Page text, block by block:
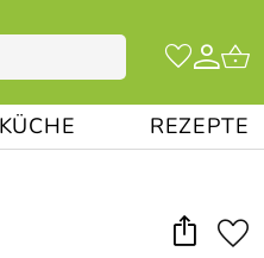
REZEPTE